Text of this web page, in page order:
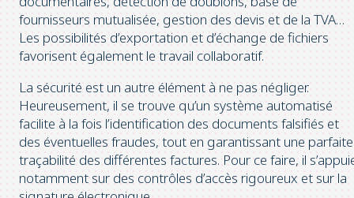
fournisseurs mutualisée, gestion des devis et de la TVA…
Les possibilités d’exportation et d’échange de fichiers
favorisent également le travail collaboratif.
La sécurité est un autre élément à ne pas négliger.
Heureusement, il se trouve qu’un système automatisé
facilite à la fois l’identification des documents falsifiés et
des éventuelles fraudes, tout en garantissant une parfaite
traçabilité des différentes factures. Pour ce faire, il
notamment sur des contrôles d’accès rigoureux et sur la